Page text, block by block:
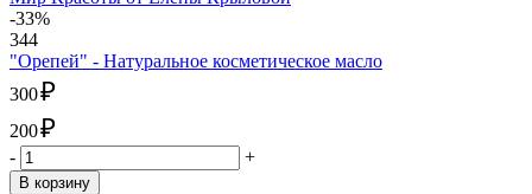
-33%
344
"Орепей" - Натуральное косметическое масло
300₽
200₽
- +
В корзину